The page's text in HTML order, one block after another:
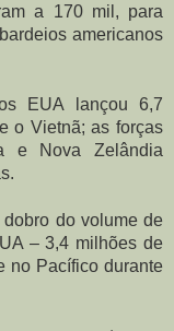
a 170 mil, para
americanos
EUA lançou 6,7
o Vietnã; as forças
e Nova Zelândia
do volume de
– 3,4 milhões de
no Pacífico durante